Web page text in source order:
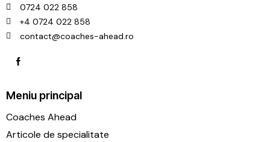
0724 022 858
+4 0724 022 858
contact@coaches-ahead.ro
Meniu principal
Coaches Ahead
Articole de specialitate